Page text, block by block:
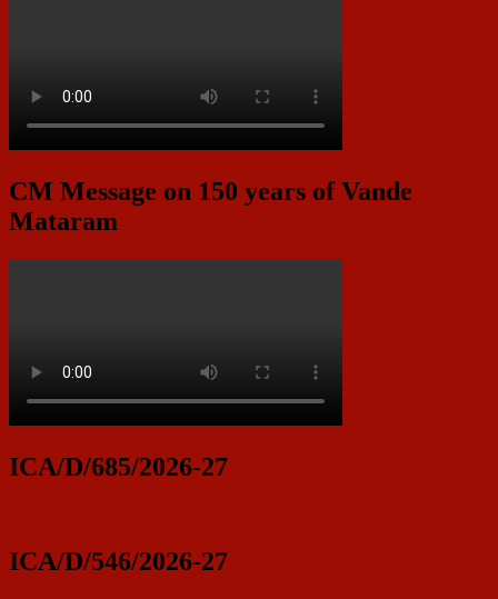
CM Message on 150 years of Vande
Mataram
ICA/D/685/2026-27
ICA/D/546/2026-27